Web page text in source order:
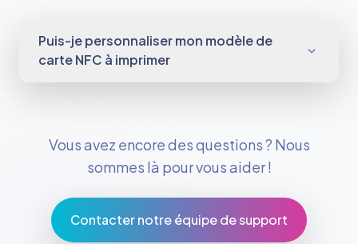
Puis-je personnaliser mon modèle de
carte NFC à imprimer
Vous avez encore des questions ? Nous
sommes là pour vous aider !
Contacter notre équipe de support